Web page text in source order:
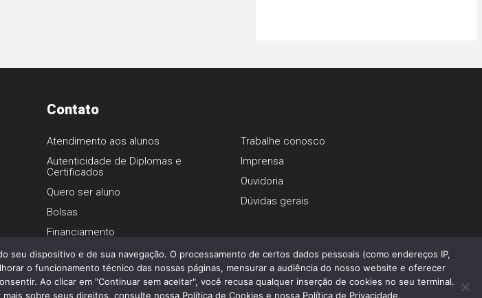
Contato
Atendimento aos alunos
Autenticidade de Diplomas e
Certificados
Quero ser aluno
Bolsas
Financiamento
Trabalhe conosco
Imprensa
Ouvidoria
Dúvidas gerais
dispositivo e de sua navegação. O processamento de certos dados pessoais (como endereços IP,
o funcionamento técnico das nossas páginas, mensurar a audiência do nosso website e oferecer
Ao clicar em "Continuar sem aceitar", você recusa qualquer inserção de cookies no seu terminal.
sobre seus direitos, consulte nossa Política de Cookies e nossa Política de Privacidade.